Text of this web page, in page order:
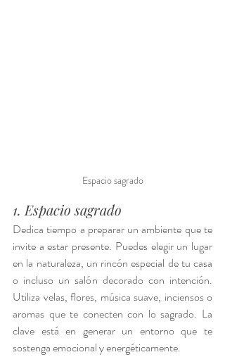
Espacio sagrado
1. Espacio sagrado
Dedica tiempo a preparar un ambiente que te
invite a estar presente. Puedes elegir un lugar
en la naturaleza, un rincón especial de tu casa
o incluso un salón decorado con intención.
Utiliza velas, flores, música suave, inciensos o
aromas que te conecten con lo sagrado. La
clave está en generar un entorno que te
sostenga emocional y energéticamente.